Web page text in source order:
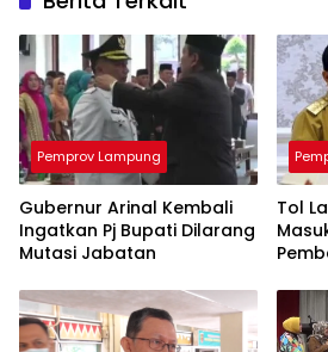
Pemprov Lampung
Gubernur Arinal Kembali
Ingatkan Pj Bupati Dilarang
Mutasi Jabatan
Tol